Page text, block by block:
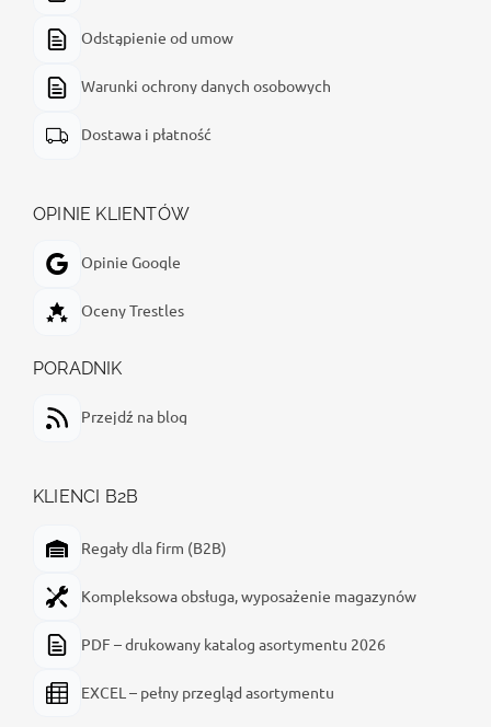
Odstąpienie od umow
Warunki ochrony danych osobowych
Dostawa i płatność
OPINIE KLIENTÓW
Opinie Google
Oceny Trestles
PORADNIK
Przejdź na blog
KLIENCI B2B
Regały dla firm (B2B)
Kompleksowa obsługa, wyposażenie magazynów
PDF – drukowany katalog asortymentu 2026
EXCEL – pełny przegląd asortymentu